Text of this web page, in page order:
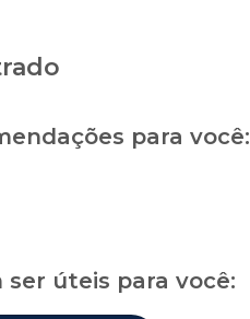
para você:
úteis para você: